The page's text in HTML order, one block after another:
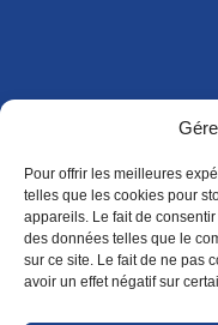
Pour offrir les meilleures
telles que les cookies pour
appareils. Le fait de
des données telles que le
sur ce site. Le fait de ne pas
avoir un effet négatif sur
300, rue du
1J4
Horaire : lundi
©